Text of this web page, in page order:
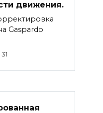
движения.
Gaspardo
31